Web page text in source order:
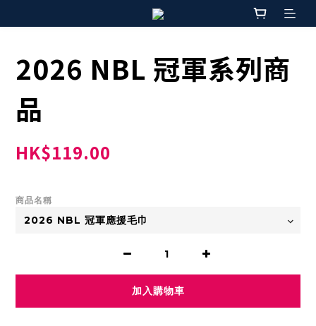
2026 NBL 冠軍系列商
品
HK$119.00
商品名稱
加入購物車